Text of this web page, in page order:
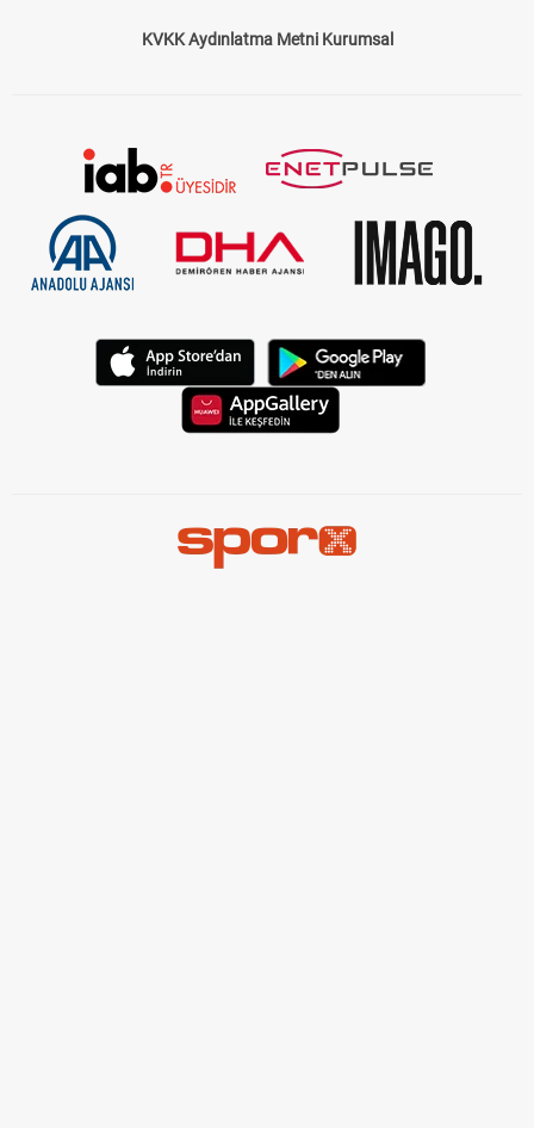
KVKK Aydınlatma Metni Kurumsal